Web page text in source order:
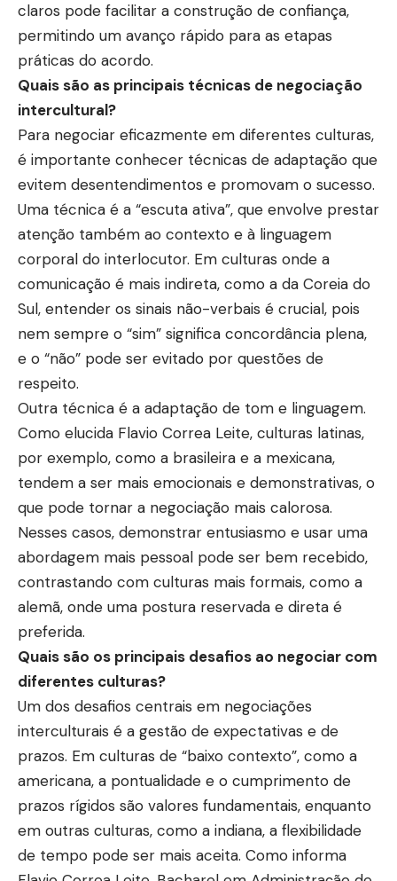
claros pode facilitar a construção de confiança,
permitindo um avanço rápido para as etapas
práticas do acordo.
Quais são as principais técnicas de negociação
intercultural?
Para negociar eficazmente em diferentes culturas,
é importante conhecer técnicas de adaptação que
evitem desentendimentos e promovam o sucesso.
Uma técnica é a “escuta ativa”, que envolve prestar
atenção também ao contexto e à linguagem
corporal do interlocutor. Em culturas onde a
comunicação é mais indireta, como a da Coreia do
Sul, entender os sinais não-verbais é crucial, pois
nem sempre o “sim” significa concordância plena,
e o “não” pode ser evitado por questões de
respeito.
Outra técnica é a adaptação de tom e linguagem.
Como elucida Flavio Correa Leite, culturas latinas,
por exemplo, como a brasileira e a mexicana,
tendem a ser mais emocionais e demonstrativas, o
que pode tornar a negociação mais calorosa.
Nesses casos, demonstrar entusiasmo e usar uma
abordagem mais pessoal pode ser bem recebido,
contrastando com culturas mais formais, como a
alemã, onde uma postura reservada e direta é
preferida.
Quais são os principais desafios ao negociar com
diferentes culturas?
Um dos desafios centrais em negociações
interculturais é a gestão de expectativas e de
prazos. Em culturas de “baixo contexto”, como a
americana, a pontualidade e o cumprimento de
prazos rígidos são valores fundamentais, enquanto
em outras culturas, como a indiana, a flexibilidade
de tempo pode ser mais aceita. Como informa